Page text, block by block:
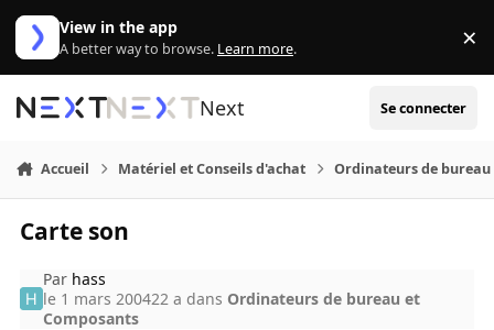
Aller au contenu
View in the app
A better way to browse. Learn more. ×
Next Se connecter
Accueil Matériel et Conseils d'achat Ordinateurs de bureau
Carte son
Par hass
le 1 mars 200422 a dans Ordinateurs de bureau et
Composants